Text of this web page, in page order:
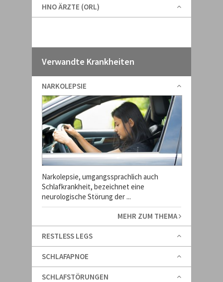
HNO ÄRZTE (ORL)
Verwandte Krankheiten
NARKOLEPSIE
Narkolepsie, umgangssprachlich auch
Schlafkrankheit, bezeichnet eine
neurologische Störung der ...
MEHR ZUM THEMA
RESTLESS LEGS
SCHLAFAPNOE
SCHLAFSTÖRUNGEN